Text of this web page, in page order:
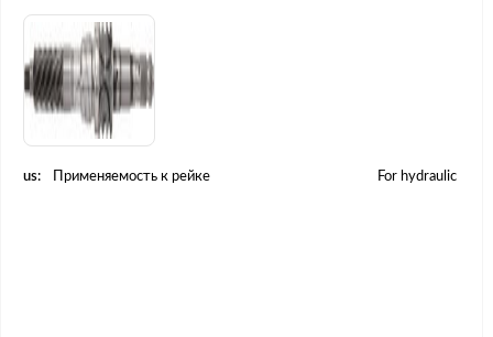
us: Применяемость к рейке For hydraulic